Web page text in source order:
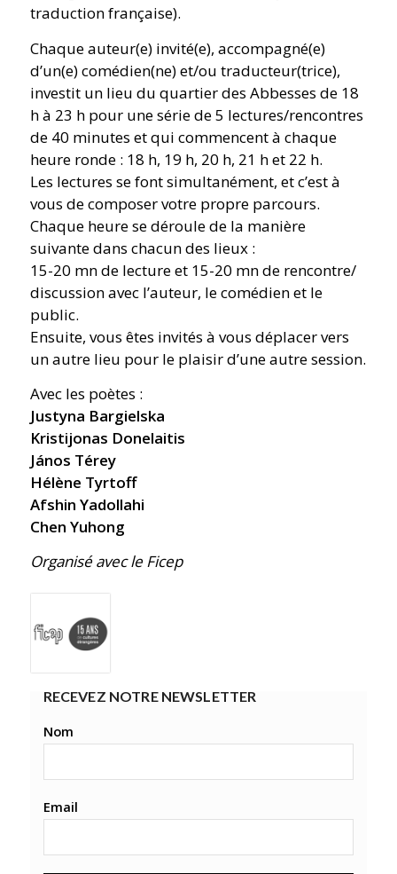
traduction française).
Chaque auteur(e) invité(e), accompagné(e)
d’un(e) comédien(ne) et/ou traducteur(trice),
investit un lieu du quartier des Abbesses de 18
h à 23 h pour une série de 5 lectures/rencontres
de 40 minutes et qui commencent à chaque
heure ronde : 18 h, 19 h, 20 h, 21 h et 22 h.
Les lectures se font simultanément, et c’est à
vous de composer votre propre parcours.
Chaque heure se déroule de la manière
suivante dans chacun des lieux :
15-20 mn de lecture et 15-20 mn de rencontre/
discussion avec l’auteur, le comédien et le
public.
Ensuite, vous êtes invités à vous déplacer vers
un autre lieu pour le plaisir d’une autre session.
Avec les poètes :
Justyna Bargielska
Kristijonas Donelaitis
János Térey
Hélène Tyrtoff
Afshin Yadollahi
Chen Yuhong
Organisé avec le Ficep
RECEVEZ NOTRE NEWSLETTER
Nom
Email